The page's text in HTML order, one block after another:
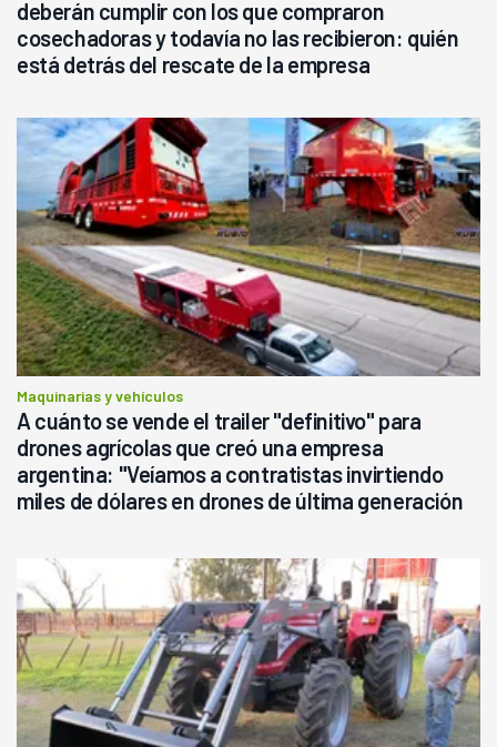
deberán cumplir con los que compraron
cosechadoras y todavía no las recibieron: quién
está detrás del rescate de la empresa
Maquinarias y vehículos
A cuánto se vende el trailer "definitivo" para
drones agrícolas que creó una empresa
argentina: "Veíamos a contratistas invirtiendo
miles de dólares en drones de última generación